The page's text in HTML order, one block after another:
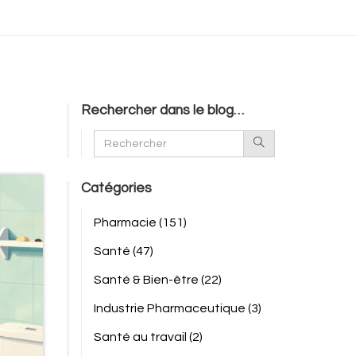
Rechercher dans le blog…
Catégories
Pharmacie (151)
Santé (47)
Santé & Bien-être (22)
Industrie Pharmaceutique (3)
Santé au travail (2)